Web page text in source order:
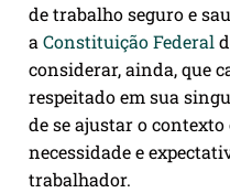
de trabalho seguro e
aConstituição Federal
considerar, ainda, que
respeitado em sua
de se ajustar o
necessidade e
trabalhador.